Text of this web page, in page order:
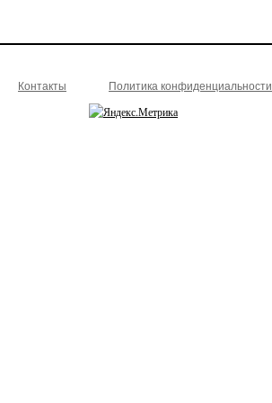
Контакты Политика конфиденциальности